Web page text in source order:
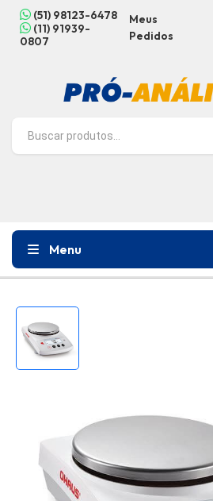
(51) 98123-6478
(11) 91939-
0807
Meus
Pedidos
Menu